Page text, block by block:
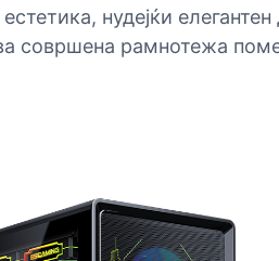
нудејќи
совршена рамнотежа